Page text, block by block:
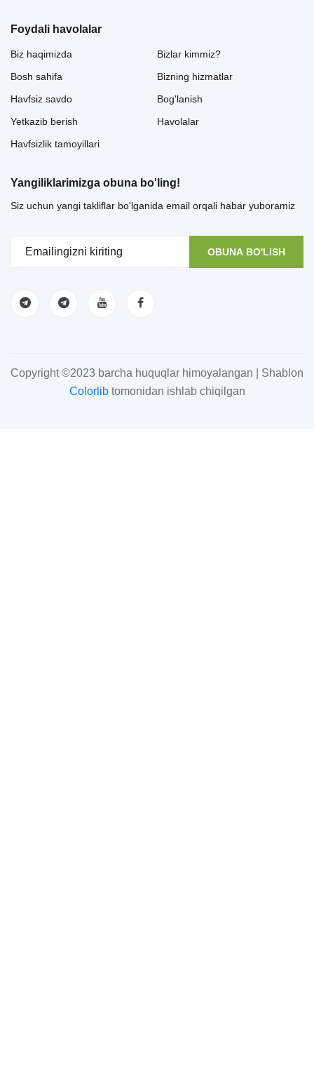
Foydali havolalar
Biz haqimizda
Bosh sahifa
Havfsiz savdo
Yetkazib berish
Havfsizlik tamoyillari
Bizlar kimmiz?
Bizning hizmatlar
Bog'lanish
Havolalar
Yangiliklarimizga obuna bo'ling!
Siz uchun yangi takliflar bo'lganida email orqali habar yuboramiz
OBUNA BO'LISH
Copyright ©2023 barcha huquqlar himoyalangan | Shablon
Colorlibtomonidan ishlab chiqilgan